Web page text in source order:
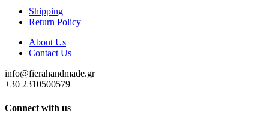
Shipping
Return Policy
About Us
Contact Us
info@fierahandmade.gr
+30 2310500579
Connect with us